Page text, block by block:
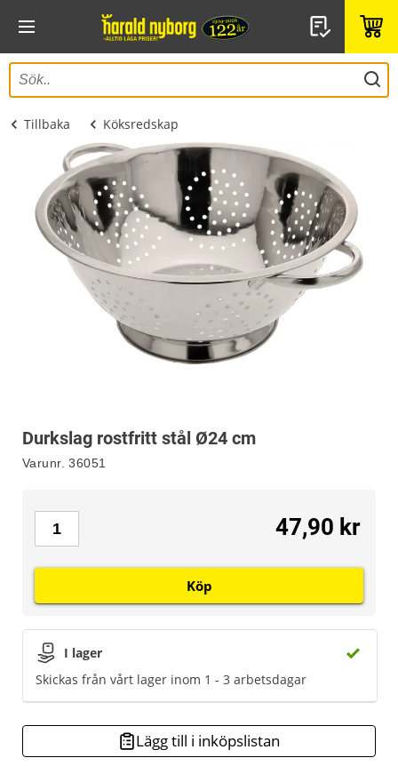
Tillbaka Köksredskap
Durkslag rostfritt stål Ø24 cm
Varunr. 36051
I lager
Skickas från vårt lager inom 1 - 3 arbetsdagar
47,90 kr
Köp
Lägg till i inköpslistan